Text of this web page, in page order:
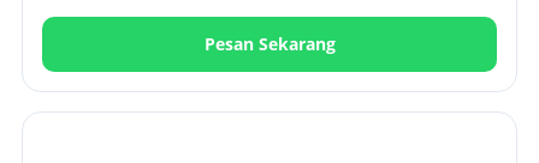
Pesan Sekarang